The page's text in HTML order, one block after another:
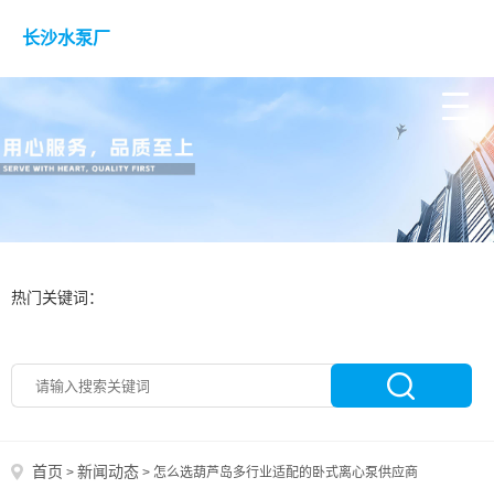
长沙水泵厂
热门关键词：
首页 > 新闻动态 > 怎么选葫芦岛多行业适配的卧式离心泵供应商